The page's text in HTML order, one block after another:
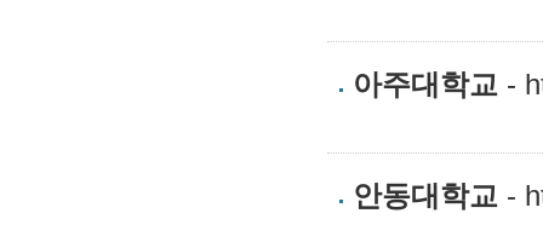
아주대학교 -
안동대학교 -